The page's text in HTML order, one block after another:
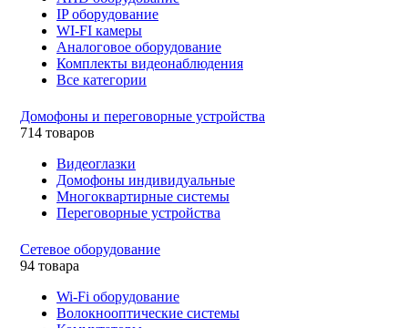
IP оборудование
WI-FI камеры
Аналоговое оборудование
Комплекты видеонаблюдения
Все категории
Домофоны и переговорные устройства
714 товаров
Видеоглазки
Домофоны индивидуальные
Многоквартирные системы
Переговорные устройства
Сетевое оборудование
94 товара
Wi-Fi оборудование
Волокнооптические системы